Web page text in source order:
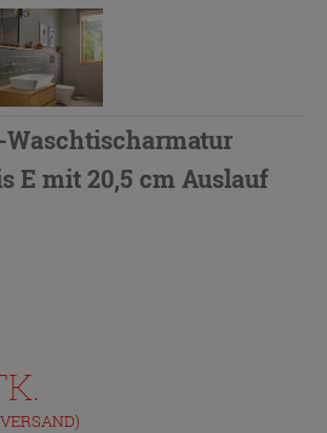
E mit 20,5 cm Auslauf
VERSAND)